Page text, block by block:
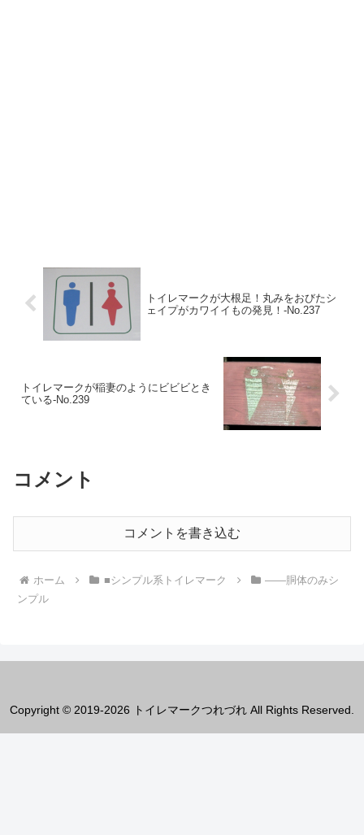
トイレマークが大根足！丸みをおびたシ
ェイプがカワイイもの発見！-No.237
トイレマークが稲妻のようにビビビとき
ている-No.239
コメント
コメントを書き込む
ホーム ■シンプル系トイレマーク
――胴体のみシ
ンプル
Copyright © 2019-2026 トイレマークつれづれ All Rights Reserved.